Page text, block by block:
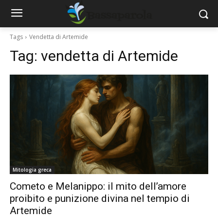
Tags Vendetta di Artemide
Tag: vendetta di Artemide
Mitologia greca
Cometo e Melanippo: il mito dell’amore
proibito e punizione divina nel tempio di
Artemide